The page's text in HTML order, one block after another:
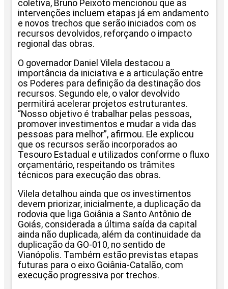
coletiva, Bruno Peixoto mencionou que as
intervenções incluem etapas já em andamento
e novos trechos que serão iniciados com os
recursos devolvidos, reforçando o impacto
regional das obras.
O governador Daniel Vilela destacou a
importância da iniciativa e a articulação entre
os Poderes para definição da destinação dos
recursos. Segundo ele, o valor devolvido
permitirá acelerar projetos estruturantes.
“Nosso objetivo é trabalhar pelas pessoas,
promover investimentos e mudar a vida das
pessoas para melhor”, afirmou. Ele explicou
que os recursos serão incorporados ao
Tesouro Estadual e utilizados conforme o fluxo
orçamentário, respeitando os trâmites
técnicos para execução das obras.
Vilela detalhou ainda que os investimentos
devem priorizar, inicialmente, a duplicação da
rodovia que liga Goiânia a Santo Antônio de
Goiás, considerada a última saída da capital
ainda não duplicada, além da continuidade da
duplicação da GO-010, no sentido de
Vianópolis. Também estão previstas etapas
futuras para o eixo Goiânia-Catalão, com
execução progressiva por trechos.